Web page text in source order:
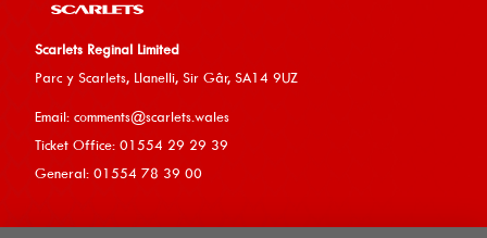
experience on our website. Learn more
Allow cookies
Scarlets Reginal Limited
Parc y Scarlets, Llanelli, Sir Gâr, SA14 9UZ
Email: comments@scarlets.wales
Ticket Office: 01554 29 29 39
General: 01554 78 39 00